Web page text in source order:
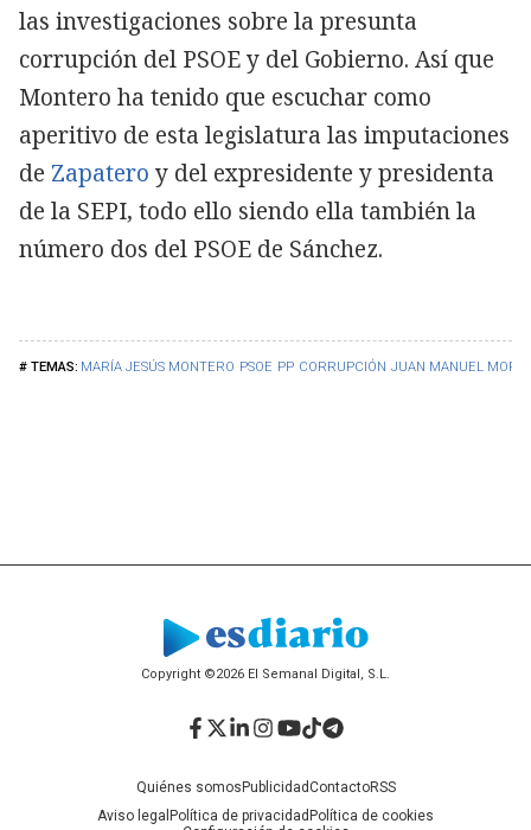
MARÍA JESÚS MONTERO PSOE PP CORRUPCIÓN JUAN MANUEL
las investigaciones sobre la presunta
corrupción del PSOE y del Gobierno. Así que
Montero ha tenido que escuchar como
aperitivo de esta legislatura las imputaciones
de Zapatero y del expresidente y presidenta
de la SEPI, todo ello siendo ella también la
número dos del PSOE de Sánchez.
Copyright ©2026 El Semanal Digital, S.L.
Quiénes somos PublicidadContactoRSS
Aviso legal Política de privacidad Política de cookies
Facebook
Twitter
LinkedIn
Instagram
YouTube
TikTok
Telegram